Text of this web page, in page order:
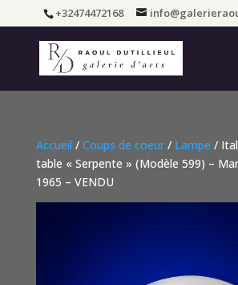
+32474472168
Accueil / Coups de coeur/ Lampe /
table « Serpente » (Modèle 599) –
1965 – VENDU